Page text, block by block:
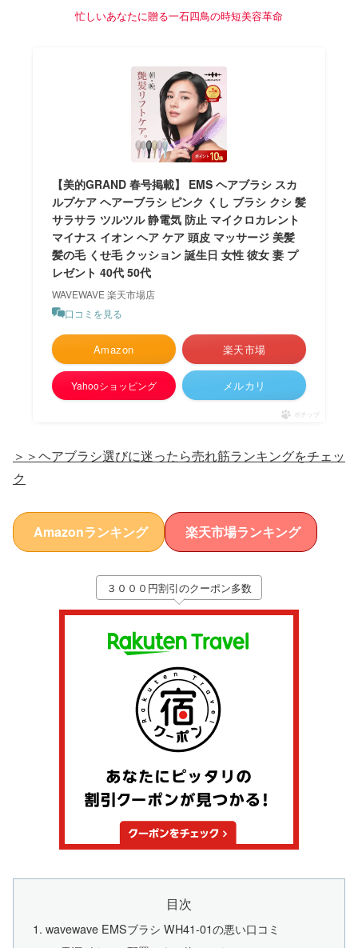
忙しいあなたに贈る一石四鳥の時短美容革命
【美的GRAND 春号掲載】 EMS ヘアブラシ スカ
ルプケア ヘアーブラシ ピンク くし ブラシ クシ 髪
サラサラ ツルツル 静電気 防止 マイクロカレント
マイナス イオン ヘア ケア 頭皮 マッサージ 美髪
髪の毛 くせ毛 クッション 誕生日 女性 彼女 妻 プ
レゼント 40代 50代
WAVEWAVE 楽天市場店
口コミを見る
Amazon 楽天市場
Yahooショッピング メルカリ
ポチップ
＞＞ヘアブラシ選びに迷ったら売れ筋ランキングをチェッ
ク
Amazonランキング 楽天市場ランキング
３０００円割引のクーポン多数
目次
wavewave EMSブラシ WH41-01の悪い口コミ